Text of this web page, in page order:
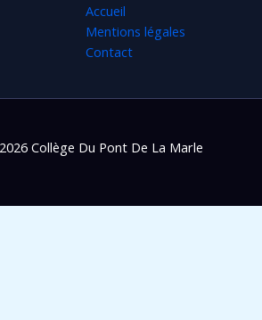
Accueil
Mentions légales
Contact
Collège Du Pont De La Marle